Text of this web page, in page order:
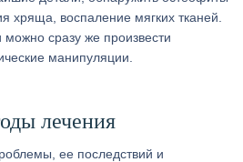
хряща, воспаление мягких тканей.
сразу же произвести
манипуляции.
лечения
ее последствий и